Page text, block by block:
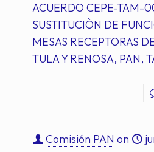
ACUERDO CEPE-TAM-
SUSTITUCIÒN DE
MESAS RECEPTORAS
TULA Y RENOSA, PAN,
Comisión PAN on